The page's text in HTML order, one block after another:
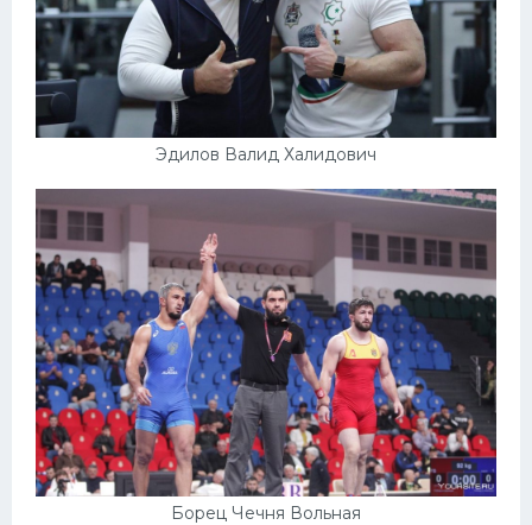
Эдилов Валид Халидович
Борец Чечня Вольная